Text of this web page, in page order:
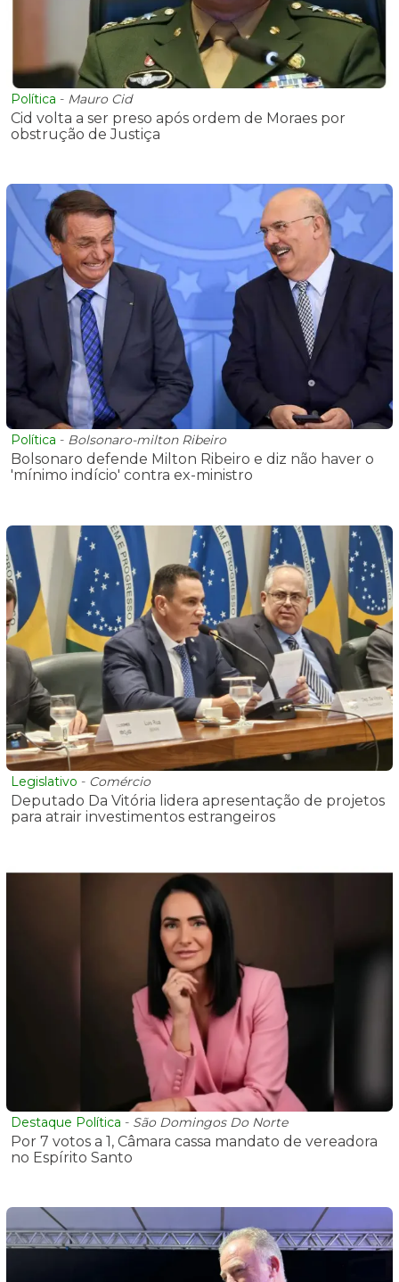
Política - Mauro Cid
Cid volta a ser preso após ordem de Moraes por
obstrução de Justiça
Política - Bolsonaro-milton Ribeiro
Bolsonaro defende Milton Ribeiro e diz não haver o
'mínimo indício' contra ex-ministro
Legislativo - Comércio
Deputado Da Vitória lidera apresentação de projetos
para atrair investimentos estrangeiros
Destaque Política - São Domingos Do Norte
Por 7 votos a 1, Câmara cassa mandato de vereadora
no Espírito Santo